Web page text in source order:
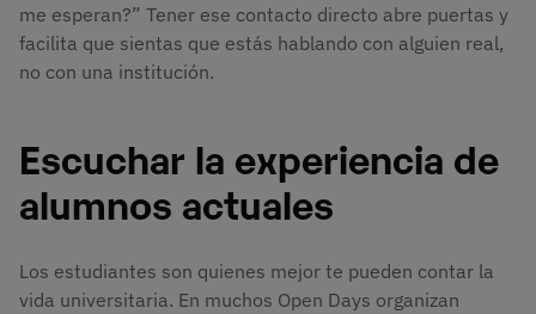
me esperan?” Tener ese contacto directo abre puertas y
facilita que sientas que estás hablando con alguien real,
no con una institución.
Escuchar la experiencia de
alumnos actuales
Los estudiantes son quienes mejor te pueden contar la
vida universitaria. En muchos Open Days organizan